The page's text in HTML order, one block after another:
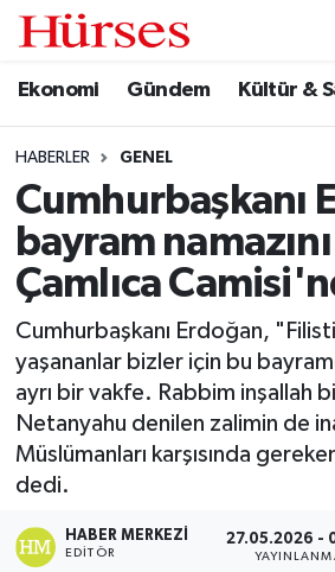
Ekonomi Gündem Kültür &
HABERLER GENEL
Cumhurbaşkanı
bayram
Çamlıca
Cumhurbaşkanı Erdoğan,
yaşananlar bizler için bu
ayrı bir vakfe. Rabbim inşallah
Netanyahu denilen zalimin de
Müslümanları karşısında
dedi.
HABER MERKEZI
EDITÖR
27.05.2026 -
Ekonomi
Gündem
Kültür & Sanat
Politika
Spor
Turizm
Hava Durumu
Trafik Durumu
Süper Lig Puan Durumu ve
Tüm Manşetler
Son Dakika Haberleri
Haber Arşivi